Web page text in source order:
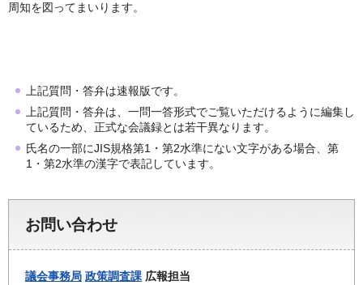
周知を図ってまいります。
上記質問・答弁は速報版です。
上記質問・答弁は、一問一答形式でご覧いただけるように編集し
ているため、正式な会議録とは若干異なります。
氏名の一部にJIS規格第1・第2水準にない文字がある場合、第
1・第2水準の漢字で表記しています。
お問い合わせ
議会事務局 政策調査課 広報担当